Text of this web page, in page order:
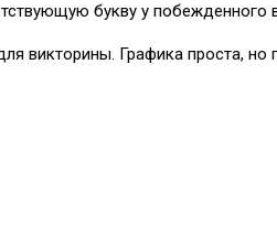
букву у побежденного
викторины. Графика проста,